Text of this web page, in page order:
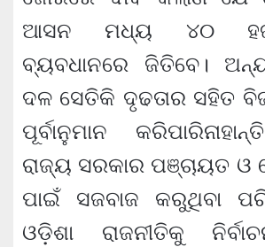
ଆସନ ମଧ୍ୟ ୪୦
ବ୍ୟବଧାନରେ ଜିତିବେ।
ଦଳ ସେତିକି ଦୃଢତାର ସହିତ
ପୂର୍ବାନୁମାନ
ରାଜ୍ୟ ସରକାର ପଞ୍ଚାୟତ ଓ
ପାଇଁ ସଜବାଜ କରୁଥିବା
ଓଡ଼ିଶା ରାଜନୀତିକୁ